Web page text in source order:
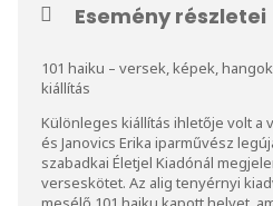
Esemény részletei
101 haiku – versek, képek,
kiállítás
Különleges kiállítás ihletője volt a
és Janovics Erika iparművész
szabadkai Életjel Kiadónál
verseskötet. Az alig tenyérnyi